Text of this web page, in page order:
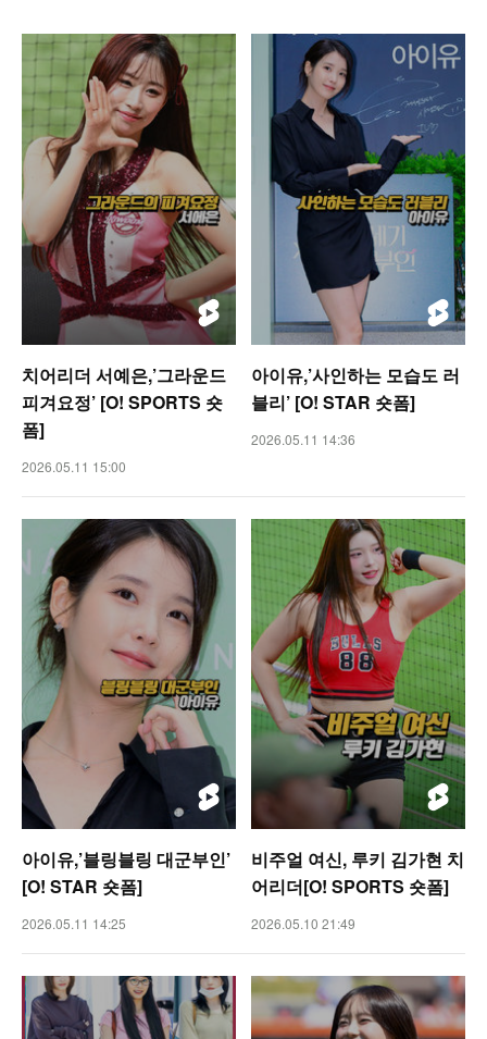
치어리더 서예은,’그라운드
피겨요정’ [O! SPORTS 숏
폼]
2026.05.11 15:00
아이유,’사인하는 모습도 러
블리’ [O! STAR 숏폼]
2026.05.11 14:36
아이유,’블링블링 대군부인’
[O! STAR 숏폼]
2026.05.11 14:25
비주얼 여신, 루키 김가현 치
어리더[O! SPORTS 숏폼]
2026.05.10 21:49